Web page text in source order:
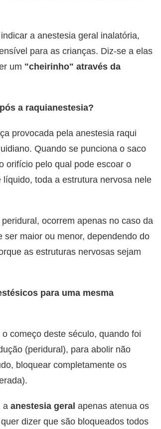
a anestesia geral inalatória,
para as crianças. Diz-se a elas
um "cheirinho" através da
a raquianestesia?
provocada pela anestesia raqui
Quando se punciona o saco
orifício pelo qual pode escoar o
toda a estrutura nervosa nele
ocorrem apenas no caso da
maior ou menor, dependendo do
as estruturas nervosas sejam
para uma mesma
começo deste século, quando foi
(peridural), para abolir não
bloquear completamente os
a anestesia geral apenas atenua os
dizer que são bloqueados todos